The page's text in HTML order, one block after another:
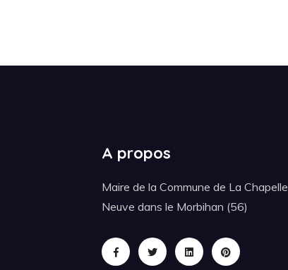
A propos
Maire de la Commune de La Chapelle
Neuve dans le Morbihan (56)